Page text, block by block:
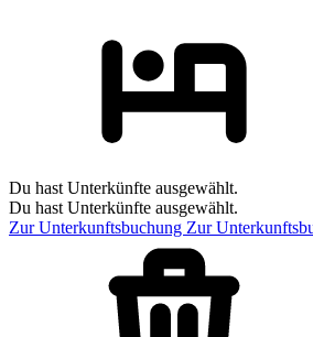
Du hast Unterkünfte ausgewählt.
Du hast Unterkünfte ausgewählt.
Zur Unterkunftsbuchung Zur